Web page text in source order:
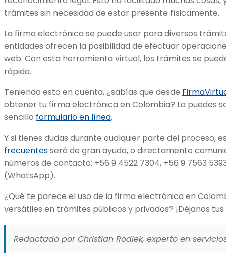
trámites sin necesidad de estar presente físicamente.
La firma electrónica se puede usar para diversos
entidades ofrecen la posibilidad de efectuar
web. Con esta herramienta virtual, los trámites se
rápida.
Teniendo esto en cuenta, ¿sabías que desde
obtener tu firma electrónica en Colombia? La puedes
sencillo formulario en línea.
Y si tienes dudas durante cualquier parte del proceso,
frecuentesserá de gran ayuda, o directamente
números de contacto: +56 9 4522 7304, +56 9 7563
(WhatsApp).
¿Qué te parece el uso de la firma electrónica en
versátiles en trámites públicos y privados? ¡Déjanos
Redactado por Christian Rodiek, experto en